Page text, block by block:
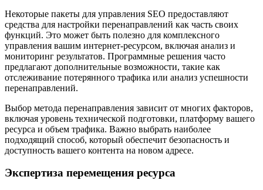
Некоторые пакеты для управления SEO предоставляют
средства для настройки перенаправлений как часть своих
функций. Это может быть полезно для комплексного
управления вашим интернет-ресурсом, включая анализ и
мониторинг результатов. Программные решения часто
предлагают дополнительные возможности, такие как
отслеживание потерянного трафика или анализ успешности
перенаправлений.
Выбор метода перенаправления зависит от многих факторов,
включая уровень технической подготовки, платформу вашего
ресурса и объем трафика. Важно выбрать наиболее
подходящий способ, который обеспечит безопасность и
доступность вашего контента на новом адресе.
Экспертиза перемещения ресурса